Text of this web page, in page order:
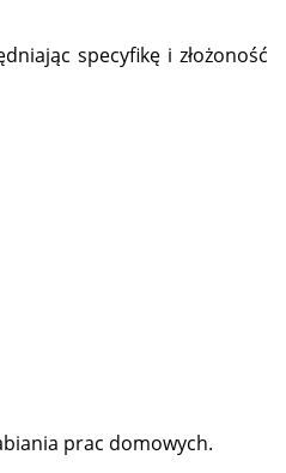
specyfikę i złożoność
prac domowych.